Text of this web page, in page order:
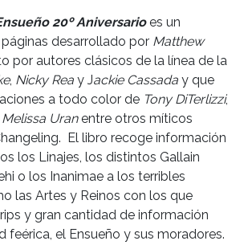
20º Aniversarioes un
desarrollado por Matthew
por autores clásicos de la línea de la
, Nicky Rea y Jackie Cassada y que
a todo color de Tony DiTerlizzi,
Melissa Uranentre otros míticos
El libro recoge información
los Linajes, los distintos Gallain
o los Inanimae a los terribles
las Artes y Reinos con los que
y gran cantidad de información
feérica, el Ensueño y sus moradores.